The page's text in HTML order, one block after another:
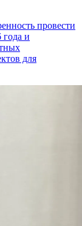
провести
года и
для